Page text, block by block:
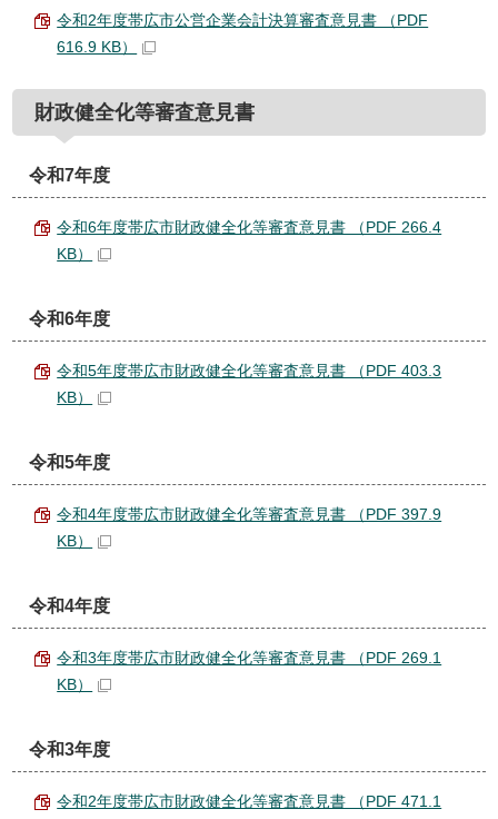
令和2年度帯広市公営企業会計決算審査意見書 （PDF
616.9 KB）
財政健全化等審査意見書
令和7年度
令和6年度帯広市財政健全化等審査意見書 （PDF 266.4
KB）
令和6年度
令和5年度帯広市財政健全化等審査意見書 （PDF 403.3
KB）
令和5年度
令和4年度帯広市財政健全化等審査意見書 （PDF 397.9
KB）
令和4年度
令和3年度帯広市財政健全化等審査意見書 （PDF 269.1
KB）
令和3年度
令和2年度帯広市財政健全化等審査意見書 （PDF 471.1